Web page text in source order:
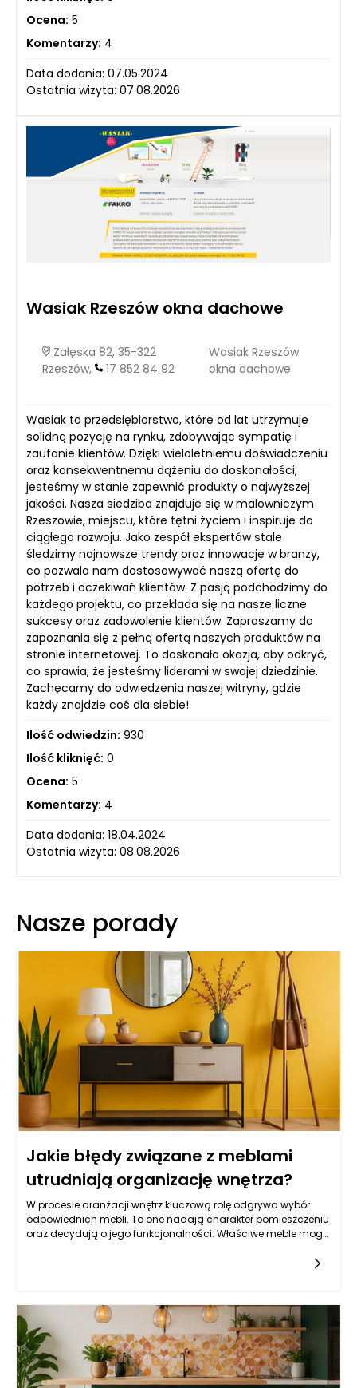
Ocena: 5
Komentarzy: 4
Data dodania: 07.05.2024
Ostatnia wizyta: 07.08.2026
Wasiak Rzeszów okna dachowe
Załęska 82, 35-322
Rzeszów,
17 852 84 92
Wasiak Rzeszów
okna dachowe
Wasiak to przedsiębiorstwo, które od lat utrzymuje
solidną pozycję na rynku, zdobywając sympatię i
zaufanie klientów. Dzięki wieloletniemu doświadczeniu
oraz konsekwentnemu dążeniu do doskonałości,
jesteśmy w stanie zapewnić produkty o najwyższej
jakości. Nasza siedziba znajduje się w malowniczym
Rzeszowie, miejscu, które tętni życiem i inspiruje do
ciągłego rozwoju. Jako zespół ekspertów stale
śledzimy najnowsze trendy oraz innowacje w branży,
co pozwala nam dostosowywać naszą ofertę do
potrzeb i oczekiwań klientów. Z pasją podchodzimy do
każdego projektu, co przekłada się na nasze liczne
sukcesy oraz zadowolenie klientów. Zapraszamy do
zapoznania się z pełną ofertą naszych produktów na
stronie internetowej. To doskonała okazja, aby odkryć,
co sprawia, że jesteśmy liderami w swojej dziedzinie.
Zachęcamy do odwiedzenia naszej witryny, gdzie
każdy znajdzie coś dla siebie!
Ilość odwiedzin: 930
Ilość kliknięć: 0
Ocena: 5
Komentarzy: 4
Data dodania: 18.04.2024
Ostatnia wizyta: 08.08.2026
Nasze porady
Jakie błędy związane z meblami
utrudniają organizację wnętrza?
W procesie aranżacji wnętrz kluczową rolę odgrywa wybór
odpowiednich mebli. To one nadają charakter pomieszczeniu
oraz decydują o jego funkcjonalności. Właściwe meble mogą
materiał, ergonomia oraz przechowywanie. Warto pamiętać,
że nawet najładniejsze meble mogą wpływać negatywnie na
organizację wnętrza, jeśli nie będą dobrze dopasowane do
przestrzeni lub potrzeb użytkowników. W tym kontekście istotne
jest unikanie błędów, które mogą przyczynić się do wizualnego
i funkcjonalnego zamieszania w naszych czterech kątach.